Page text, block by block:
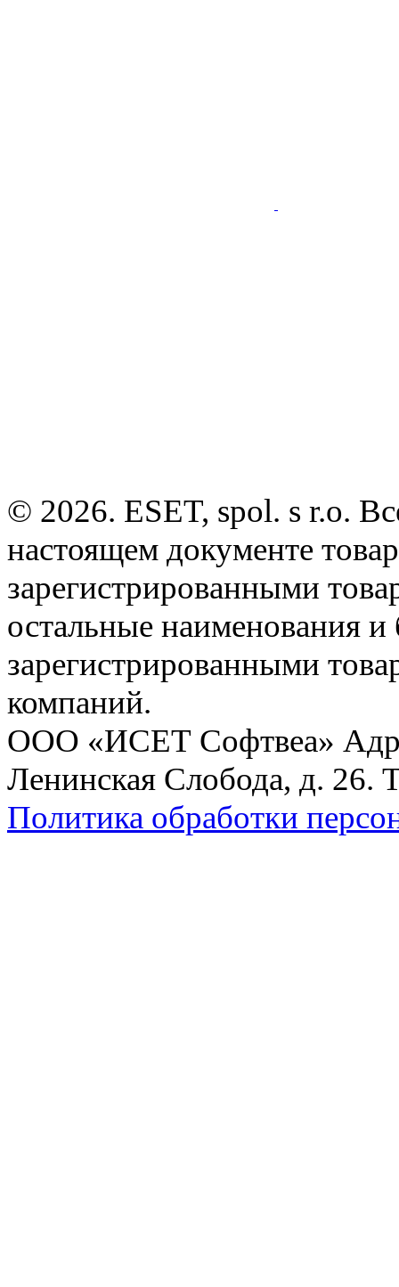
© 2026. ESET, spol. s r.o.
настоящем документе
зарегистрированными
остальные наименования
зарегистрированными
компаний.
ООО «ИСЕТ Софтвеа»
Ленинская Слобода, д. 26.
Политика обработки